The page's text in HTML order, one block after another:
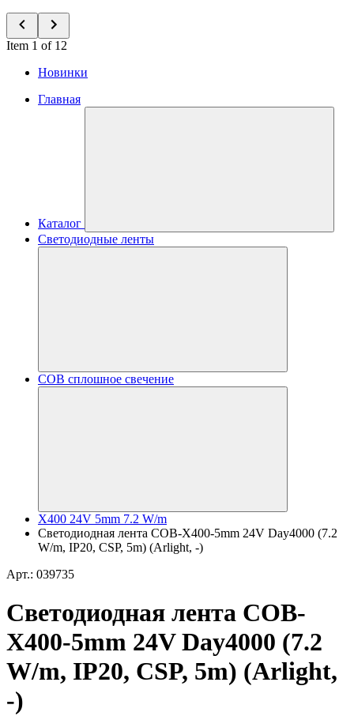
Item 1 of 12
Новинки
Главная
Каталог
Светодиодные ленты
COB сплошное свечение
X400 24V 5mm 7.2 W/m
Светодиодная лента COB-X400-5mm 24V Day4000 (7.2
W/m, IP20, CSP, 5m) (Arlight, -)
Арт.: 039735
Светодиодная лента COB-
X400-5mm 24V Day4000 (7.2
W/m, IP20, CSP, 5m) (Arlight,
-)